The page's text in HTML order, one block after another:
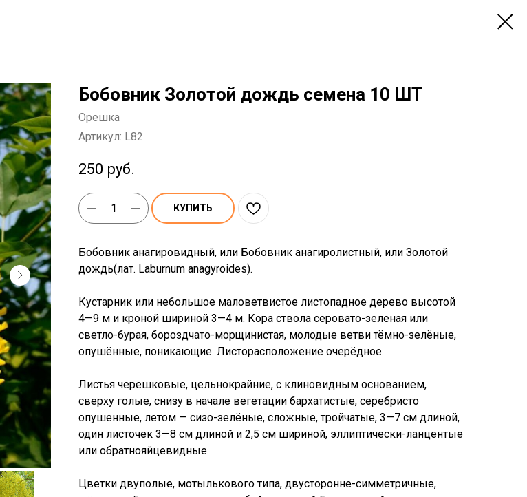
Бобовник Золотой дождь семена 10 ШТ
Орешка
Артикул: L82
250 руб.
КУПИТЬ
Бобовник анагировидный, или Бобовник анагиролистный, или Золотой
дождь(лат. Laburnum anagyroides).
Кустарник или небольшое маловетвистое листопадное дерево высотой
4—9 м и кроной шириной 3—4 м. Кора ствола серовато-зеленая или
светло-бурая, бороздчато-морщинистая, молодые ветви тёмно-зелёные,
опушённые, поникающие. Листорасположение очерёдное.
Листья черешковые, цельнокрайние, с клиновидным основанием,
сверху голые, снизу в начале вегетации бархатистые, серебристо
опушенные, летом — сизо-зелёные, сложные, тройчатые, 3—7 см длиной,
один листочек 3—8 см длиной и 2,5 см шириной, эллиптически-ланцентые
или обратнояйцевидные.
Цветки двуполые, мотылькового типа, двусторонне-симметричные,